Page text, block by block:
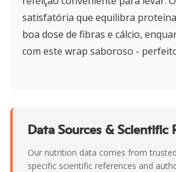
satisfatória que equilibra
boa dose de fibras e cálcio,
com este wrap saboroso -
Data Sources & Scientific
Our nutrition data comes from
specific scientific references and